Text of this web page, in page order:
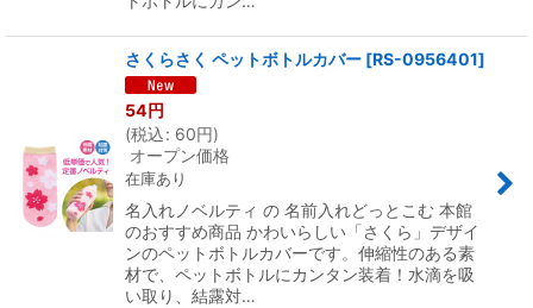
さくらさく ペットボトルカバー [RS-0956401]
54 円
(税込: 60円)
オープン価格
在庫あり
名入れノベルティ の 名前入れどっとこむ 本館
のおすすめ商品 かわいらしい「さくら」デザイ
ンのペットボトルカバーです。伸縮性のある素
材で、ペットボトルにカンタン装着！水滴を吸
い取り、結露対…